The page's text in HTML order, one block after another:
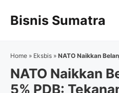
Bisnis Sumatra
Home » Eksbis » NATO Naikkan
NATO Naikkan
5% PDB: